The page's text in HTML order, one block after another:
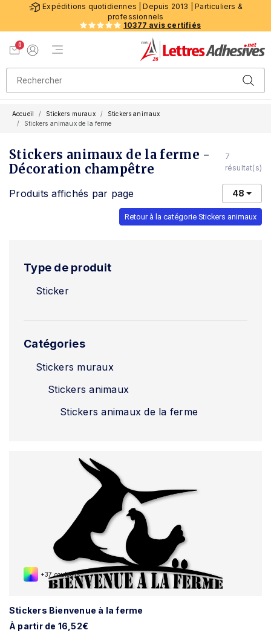
Expéditions quotidiennes | Depuis 2013 | Particuliers &
professionnels
10377 avis certifiés
0
Menu de navigation
Accueil Stickers muraux
Stickers animaux
Stickers animaux de la ferme
Stickers animaux de la ferme -
Décoration champêtre
7
résultat(s)
Produits affichés par page 48
Retour à la catégorie Stickers animaux
Type de produit
Sticker
Catégories
Stickers muraux
Stickers animaux
Stickers animaux de la ferme
+37 couleurs
Stickers Bienvenue à la ferme
À partir de 16,52€